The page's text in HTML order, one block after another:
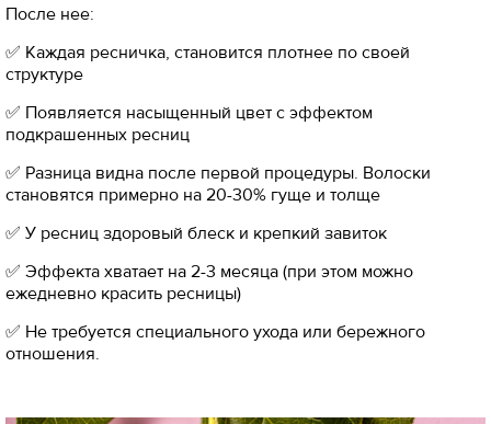
После нее:
✅ Каждая ресничка, становится плотнее по своей
структуре
✅ Появляется насыщенный цвет с эффектом
подкрашенных ресниц
✅ Разница видна после первой процедуры. Волоски
становятся примерно на 20-30% гуще и толще
✅ У ресниц здоровый блеск и крепкий завиток
✅ Эффекта хватает на 2-3 месяца (при этом можно
ежедневно красить ресницы)
✅ Не требуется специального ухода или бережного
отношения.